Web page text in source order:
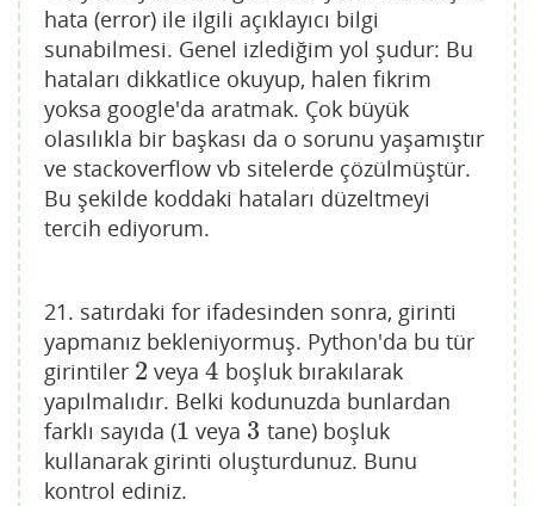
hata (error) ile ilgili açıklayıcı bilgi
sunabilmesi. Genel izlediğim yol şudur: Bu
hataları dikkatlice okuyup, halen fikrim
yoksa google'da aratmak. Çok büyük
olasılıkla bir başkası da o sorunu yaşamıştır
ve stackoverflow vb sitelerde çözülmüştür.
Bu şekilde koddaki hataları düzeltmeyi
tercih ediyorum.
21. satırdaki for ifadesinden sonra, girinti
yapmanız bekleniyormuş. Python'da bu tür
girintiler 2
2 veya4
4 boşluk bırakılarak
yapılmalıdır. Belki kodunuzda bunlardan
farklı sayıda (1
1 veya 3
3 tane) boşluk
kullanarak girinti oluşturdunuz. Bunu
kontrol ediniz.